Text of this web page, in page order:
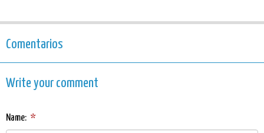
Comentarios
Write your comment
Name: *